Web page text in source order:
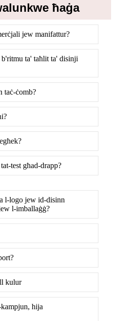
ħaġa
jew manifattur?
ta' taħlit ta' disinji
taċ-ċomb?
test għad-drapp?
l-logo jew id-disinn
l-imballaġġ?
kulur
hija